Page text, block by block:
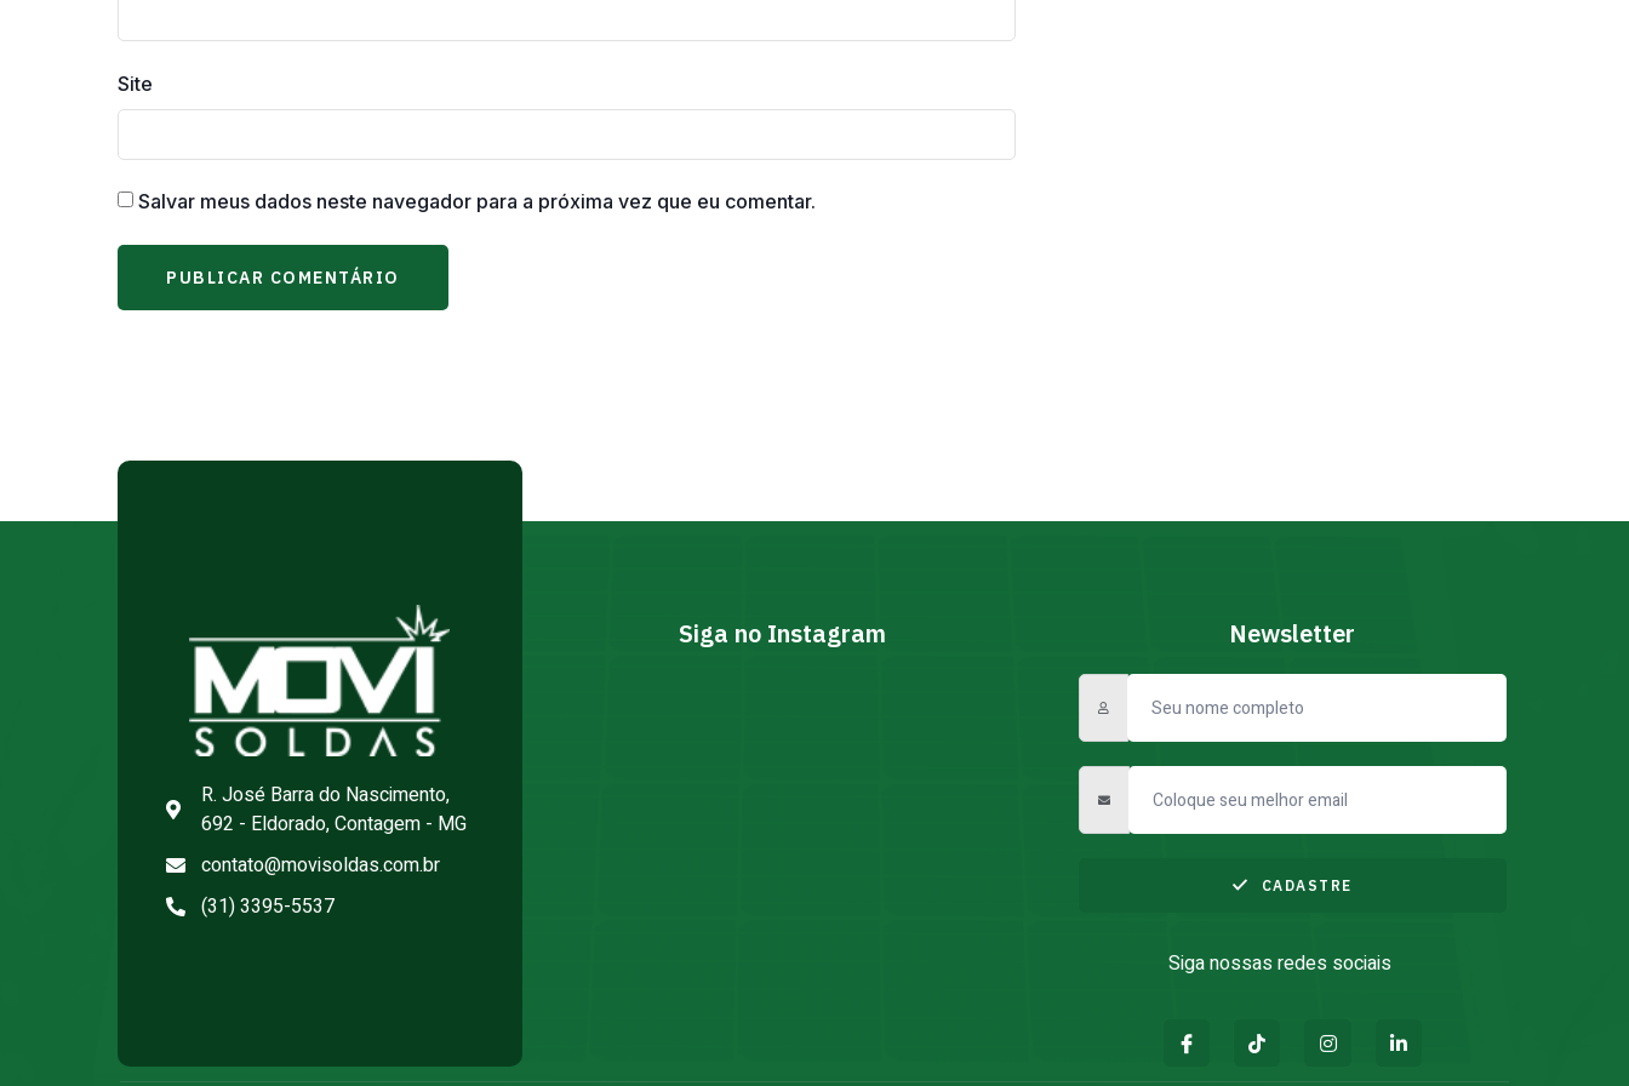
Site
Salvar meus dados neste navegador para a próxima vez que eu comentar.
R. José Barra do Nascimento,
692 - Eldorado, Contagem - MG
contato@movisoldas.com.br
(31) 3395-5537
Siga no Instagram Newsletter
CADASTRE
Siga nossas redes sociais